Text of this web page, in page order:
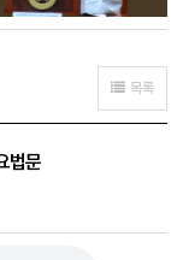
목록
법문